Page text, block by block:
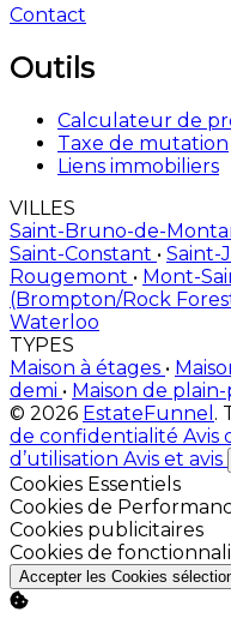
Contact
Outils
Calculateur de
Taxe de mutation
Liens immobiliers
VILLES
Saint-Bruno-de-
Saint-Constant • Saint-
Rougemont • Mont-
(Brompton/Rock
Waterloo
TYPES
Maison à étages •
demi • Maison de plain-
© 2026 EstateFunnel .
de confidentialité Avis
d’utilisation Avis et avis
Activer
Cookies Essentiels
Activer
Cookies de
Activer
Cookies publicitaires
Activer
Cookies de
Accepter les Cookies